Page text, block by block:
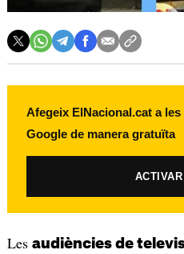
Afegeix ElNacional.cat a
Google de manera gratuïta
Les audiències de